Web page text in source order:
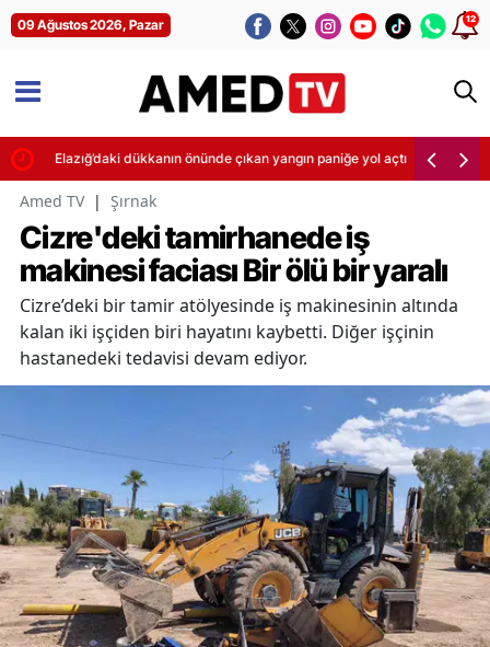
09 Ağustos 2026, Pazar 12
Elazığ’daki dükkanın önünde çıkan yangın paniğe yol açtı
Amed TV | Şırnak
Cizre'deki tamirhanede iş
makinesi faciası Bir ölü bir yaralı
Cizre’deki bir tamir atölyesinde iş makinesinin altında
kalan iki işçiden biri hayatını kaybetti. Diğer işçinin
hastanedeki tedavisi devam ediyor.